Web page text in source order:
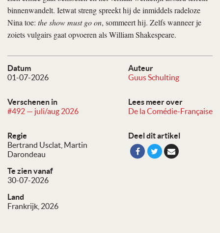
Datum
01-07-2026
Auteur
Guus Schulting
Verschenen in
#492 — juli/aug 2026
Lees meer over
De la Comédie-Française
Regie
Bertrand Usclat Martin
Darondeau
Te zien vanaf
30-07-2026
Land
Frankrijk, 2026
Deel dit artikel
binnenwandelt. Ietwat streng spreekt hij de inmiddels radeloze
Nina toe: the show must go on, sommeert hij. Zelfs wanneer je
zoiets vulgairs gaat opvoeren als William Shakespeare.